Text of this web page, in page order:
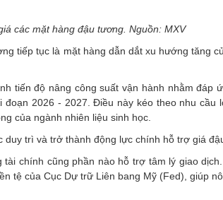
các mặt hàng đậu tương. Nguồn: MXV
tiếp tục là mặt hàng dẫn dắt xu hướng tăng
tiến độ nâng công suất vận hành nhằm đáp
2026 - 2027. Điều này kéo theo nhu
của ngành nhiên liệu sinh học.
trì và trở thành động lực chính hỗ trợ giá
chính cũng phần nào hỗ trợ tâm lý giao
tệ của Cục Dự trữ Liên bang Mỹ (Fed), giúp